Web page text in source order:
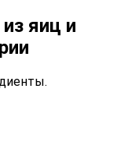
яиц и